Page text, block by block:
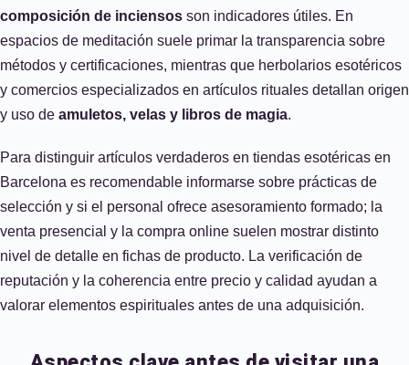
composición de inciensos son indicadores útiles. En
espacios de meditación suele primar la transparencia sobre
métodos y certificaciones, mientras que herbolarios esotéricos
y comercios especializados en artículos rituales detallan origen
y uso de amuletos, velas y libros de magia.
Para distinguir artículos verdaderos en tiendas esotéricas en
Barcelona es recomendable informarse sobre prácticas de
selección y si el personal ofrece asesoramiento formado; la
venta presencial y la compra online suelen mostrar distinto
nivel de detalle en fichas de producto. La verificación de
reputación y la coherencia entre precio y calidad ayudan a
valorar elementos espirituales antes de una adquisición.